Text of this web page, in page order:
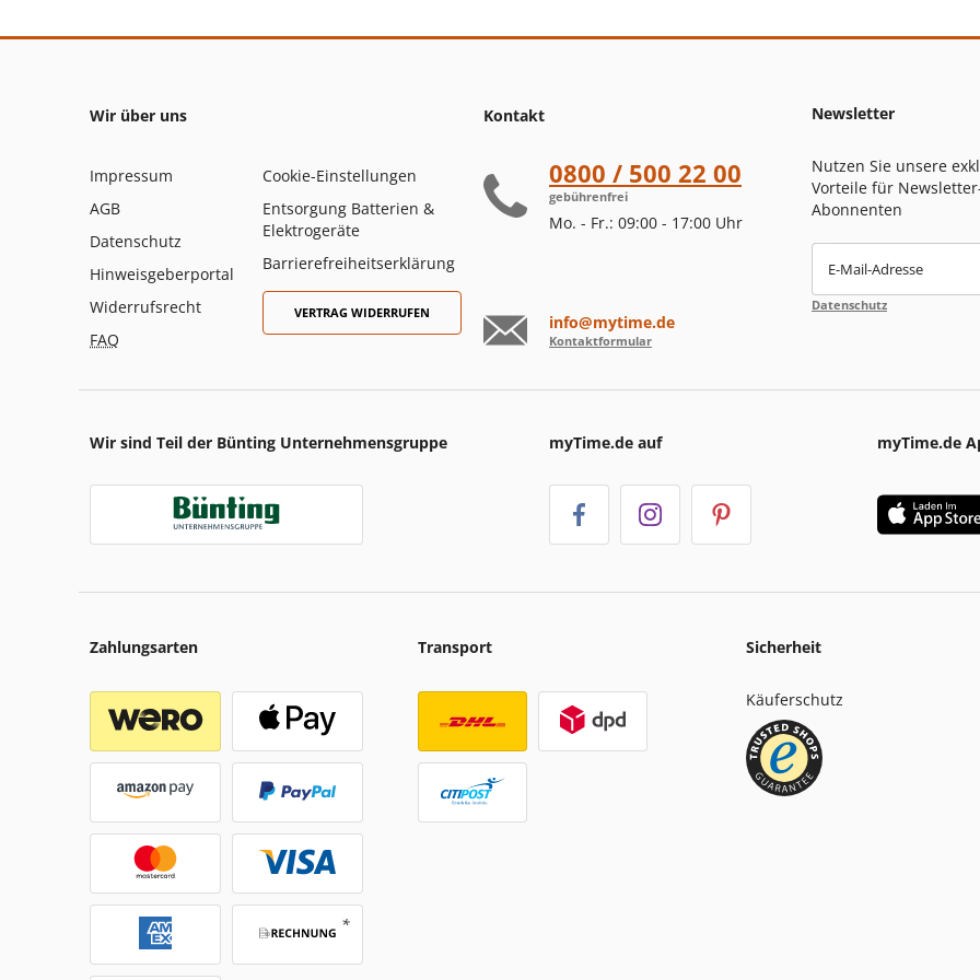
Wir über uns
Impressum
AGB
Datenschutz
Hinweisgeberportal
Widerrufsrecht
FAQ
Cookie-Einstellungen
Entsorgung Batterien &
Elektrogeräte
Barrierefreiheitserklärung
VERTRAG WIDERRUFEN
Kontakt
0800 / 500 22 00
gebührenfrei
Mo. - Fr.: 09:00 - 17:00 Uhr
info@mytime.de
Kontaktformular
Newsletter
Nutzen Sie unsere
Vorteile für
Abonnenten
E-Mail-Adresse
Datenschutz
Wir sind Teil der Bünting Unternehmensgruppe myTime.de auf myTime.de
Zahlungsarten Transport Sicherheit
Käuferschutz